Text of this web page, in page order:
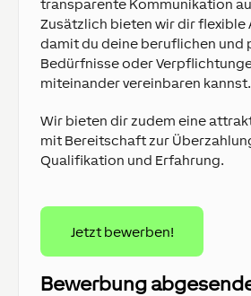
transparente Kommunikation
Zusätzlich bieten wir dir flexible
damit du deine beruflichen und
Bedürfnisse oder
miteinander vereinbaren kannst.
Wir bieten dir zudem eine
mit Bereitschaft zur
Qualifikation und Erfahrung.
Jetzt bewerben!
Bewerbung